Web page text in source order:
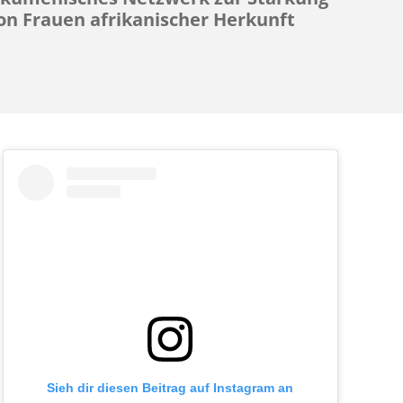
Frauen afrikanischer Herkunft
Sieh dir diesen Beitrag auf Instagram an